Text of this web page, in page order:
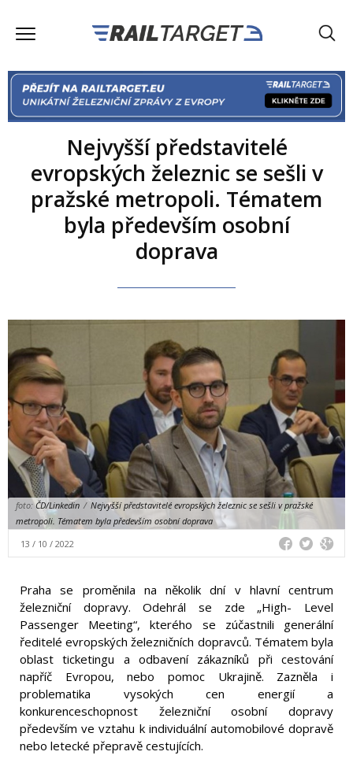
Nejvyšší představitelé
evropských železnic se sešli v
pražské metropoli. Tématem
byla především osobní
doprava
foto:ČD/Linkedin / Nejvyšší představitelé evropských železnic se sešli v pražské
metropoli. Tématem byla především osobní doprava
13 / 10 / 2022
Praha se proměnila na několik dní v hlavní centrum
železniční dopravy. Odehrál se zde „High- Level
Passenger Meeting“, kterého se zúčastnili generální
ředitelé evropských železničních dopravců. Tématem byla
oblast ticketingu a odbavení zákazníků při cestování
napříč Evropou, nebo pomoc Ukrajině. Zazněla i
problematika vysokých cen energií a
konkurenceschopnost železniční osobní dopravy
především ve vztahu k individuální automobilové dopravě
nebo letecké přepravě cestujících.